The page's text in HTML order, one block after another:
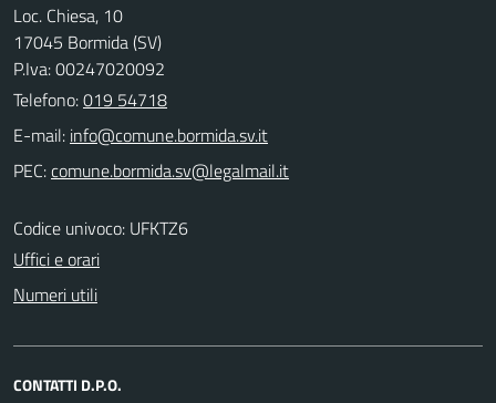
Loc. Chiesa, 10
17045 Bormida (SV)
P.Iva: 00247020092
Telefono:019 54718
E-mail:
PEC:
Codice univoco: UFKTZ6
Uffici e orari
Numeri utili
CONTATTI D.P.O.